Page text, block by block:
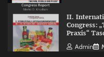
II.
Congress:
Praxis“
Admin